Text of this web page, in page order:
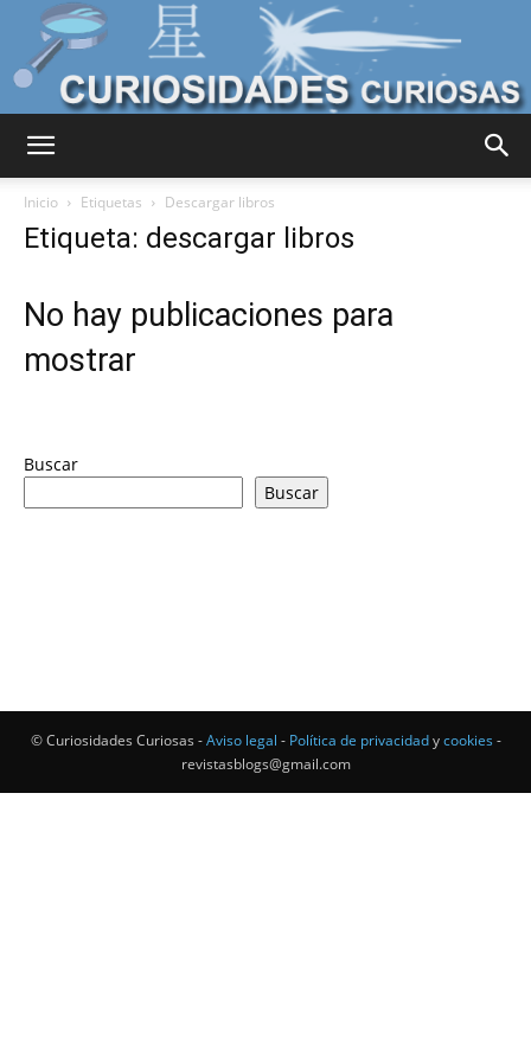
Mundo
Inicio Etiquetas Descargar libros
Etiqueta: descargar libros
No hay publicaciones para
mostrar
Buscar
Buscar
© Curiosidades Curiosas -Aviso legal - Política de privacidadycookies -
revistasblogs@gmail.com